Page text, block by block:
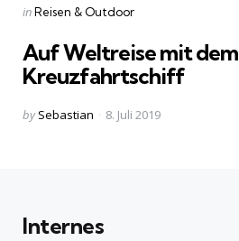
Categories
Posted
inReisen & Outdoor
Auf Weltreise mit dem
Kreuzfahrtschiff
Posted
by Sebastian 8. Juli 2019
Internes